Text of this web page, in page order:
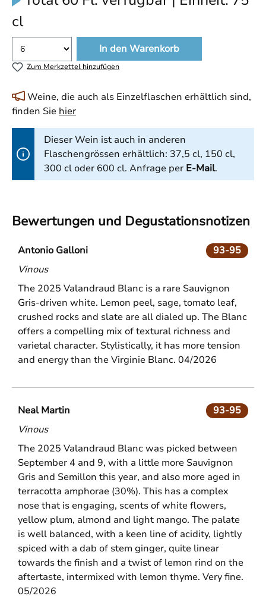
cl
In den Warenkorb
Zum Merkzettel hinzufügen
Weine, die auch als Einzelflaschen erhältlich sind,
finden Sie hier
Dieser Wein ist auch in anderen
Flaschengrössen erhältlich: 37,5 cl, 150 cl,
300 cl oder 600 cl. Anfrage per E-Mail.
Bewertungen und Degustationsnotizen
93-95
Antonio Galloni
Vinous
The 2025 Valandraud Blanc is a rare Sauvignon
Gris-driven white. Lemon peel, sage, tomato leaf,
crushed rocks and slate are all dialed up. The Blanc
offers a compelling mix of textural richness and
varietal character. Stylistically, it has more tension
and energy than the Virginie Blanc. 04/2026
93-95
Neal Martin
Vinous
The 2025 Valandraud Blanc was picked between
September 4 and 9, with a little more Sauvignon
Gris and Semillon this year, and also more aged in
terracotta amphorae (30%). This has a complex
nose that is engaging, scents of white flowers,
yellow plum, almond and light mango. The palate
is well balanced, with a keen line of acidity, lightly
spiced with a dab of stem ginger, quite linear
towards the finish and a twist of lemon rind on the
aftertaste, intermixed with lemon thyme. Very fine.
05/2026